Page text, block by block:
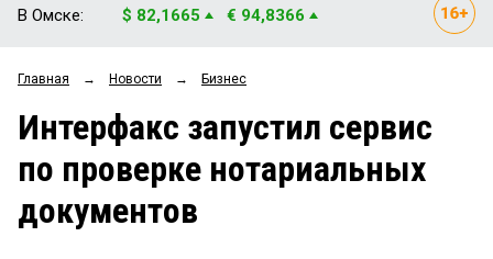
ОБЩЕСТВО
ЗАКОН
НОВОСТИ КОМПАНИЙ
Рейтинги
Блоги
В Омске: $ 82,1665 € 94,8366
Главная → Новости → Бизнес
Интерфакс запустил сервис
по проверке нотариальных
документов